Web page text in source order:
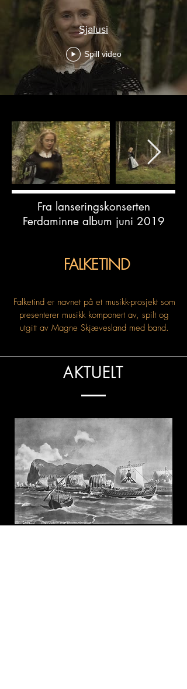
Sjalusi
Spill video
Fra lanseringskonserten
Ferdaminne album juni 2019
FALKETIND
Falketind er navnet på et musikk-prosjekt som
presenterer musikk komponert av, spilt og
utgitt av Magne Skjævesland med band.
AKTUELT